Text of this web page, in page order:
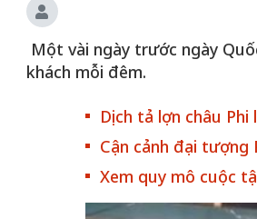
Một vài ngày trước ngày
khách mỗi đêm.
Dịch tả lợn châu
Cận cảnh đại
Xem quy mô cuộc